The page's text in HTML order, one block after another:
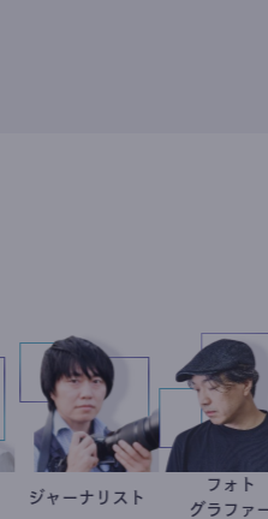
西洋介
児科医 ジャーナリスト